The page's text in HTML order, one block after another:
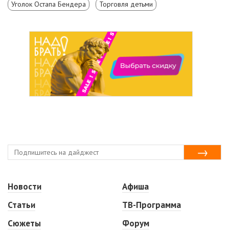
Уголок Остапа Бендера Торговля детьми
Новости
Статьи
Сюжеты
Афиша
ТВ-Программа
Форум